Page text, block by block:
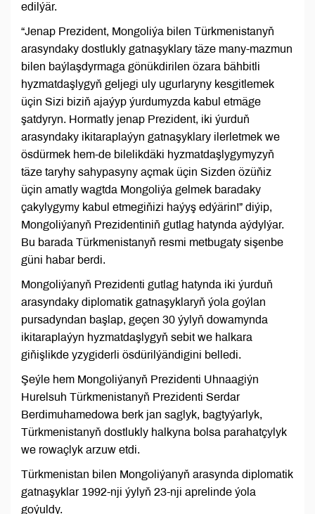
edilýär.
“Jenap Prezident, Mongoliýa bilen Türkmenistanyň
arasyndaky dostlukly gatnaşyklary täze many-mazmun
bilen baýlaşdyrmaga gönükdirilen özara bähbitli
hyzmatdaşlygyň geljegi uly ugurlaryny kesgitlemek
üçin Sizi biziň ajaýyp ýurdumyzda kabul etmäge
şatdyryn. Hormatly jenap Prezident, iki ýurduň
arasyndaky ikitaraplaýyn gatnaşyklary ilerletmek we
ösdürmek hem-de bilelikdäki hyzmatdaşlygymyzyň
täze taryhy sahypasyny açmak üçin Sizden özüňiz
üçin amatly wagtda Mongoliýa gelmek baradaky
çakylygymy kabul etmegiňizi haýyş edýärin!” diýip,
Mongoliýanyň Prezidentiniň gutlag hatynda aýdylýar.
Bu barada Türkmenistanyň resmi metbugaty sişenbe
güni habar berdi.
Mongoliýanyň Prezidenti gutlag hatynda iki ýurduň
arasyndaky diplomatik gatnaşyklaryň ýola goýlan
pursadyndan başlap, geçen 30 ýylyň dowamynda
ikitaraplaýyn hyzmatdaşlygyň sebit we halkara
giňişlikde yzygiderli ösdürilýändigini belledi.
Şeýle hem Mongoliýanyň Prezidenti Uhnaagiýn
Hurelsuh Türkmenistanyň Prezidenti Serdar
Berdimuhamedowa berk jan saglyk, bagtyýarlyk,
Türkmenistanyň dostlukly halkyna bolsa parahatçylyk
we rowaçlyk arzuw etdi.
Türkmenistan bilen Mongoliýanyň arasynda diplomatik
gatnaşyklar 1992-nji ýylyň 23-nji aprelinde ýola
goýuldy.